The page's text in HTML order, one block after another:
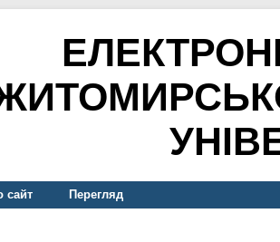
сайт Перегляд